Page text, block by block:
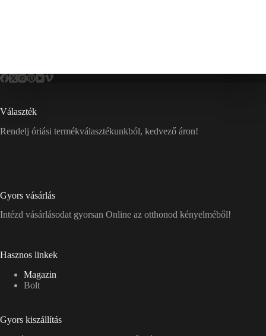
Választék
Rendelj óriási termékválasztékunkból, kedvező áron!
Gyors vásárlás
Intézd vásárlásodat gyorsan Online az otthonod kényelméből!
Hasznos linkek
Magazin
Bolt
Gyors kiszállítás